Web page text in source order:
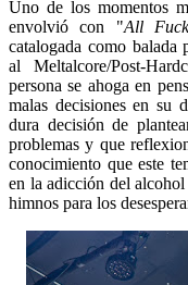
Uno de los momentos
envolvió con "All
catalogada como balada
al Meltalcore/Post-
persona se ahoga en
malas decisiones en su
dura decisión de
problemas y que
conocimiento que este
en la adicción del
himnos para los